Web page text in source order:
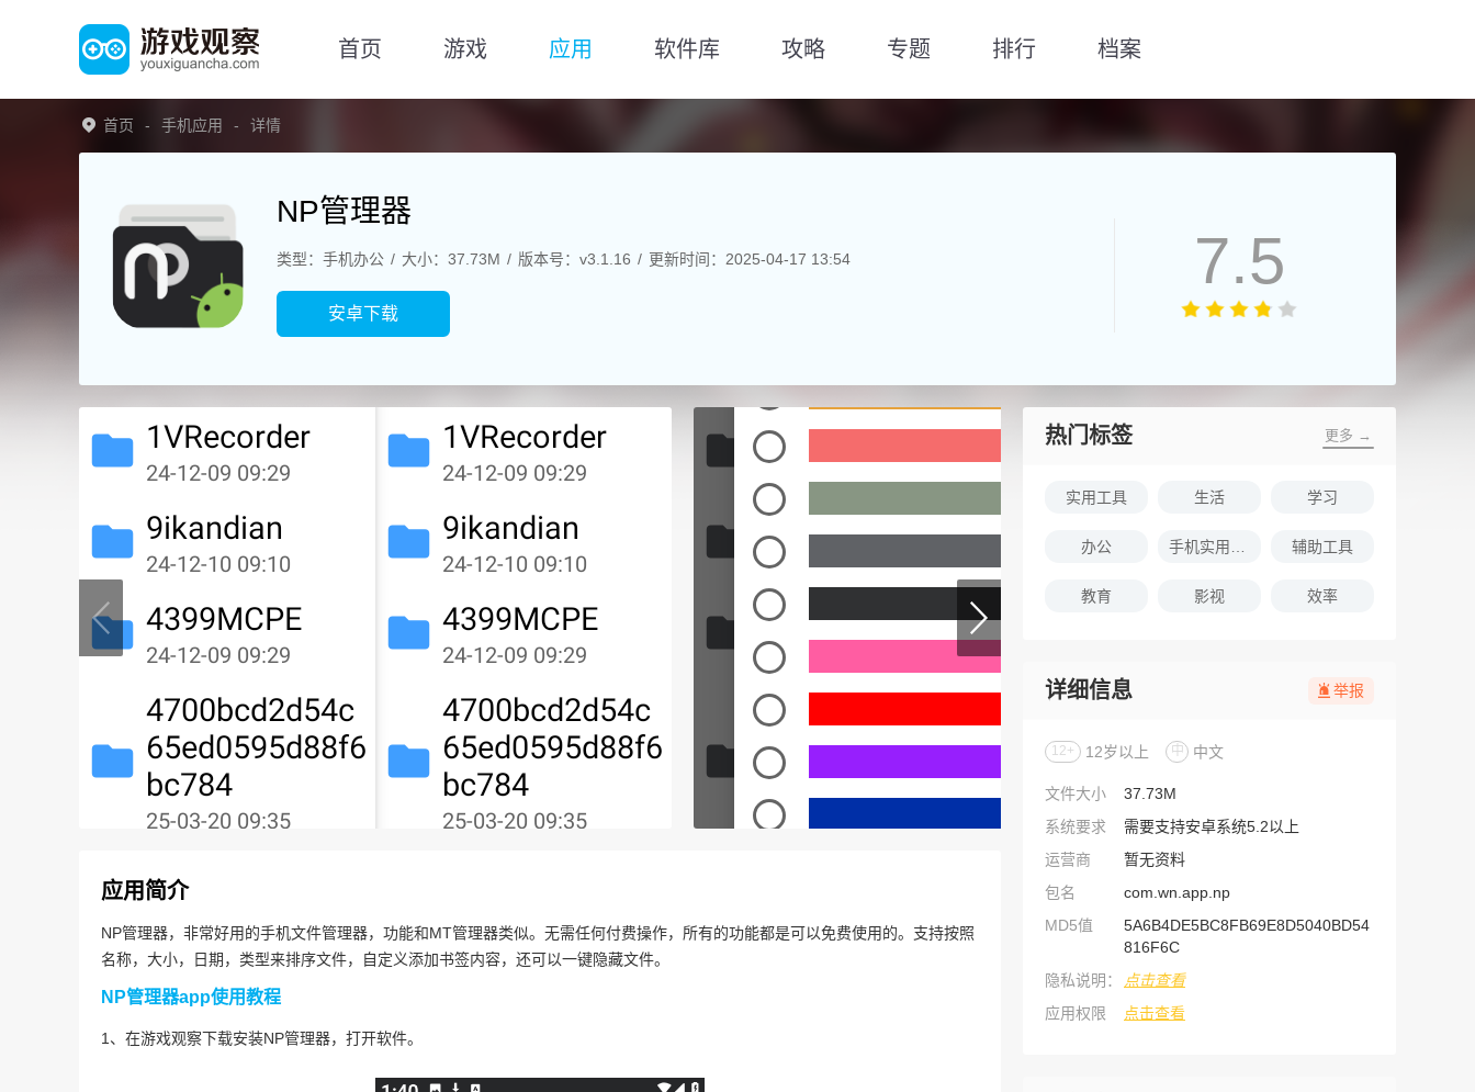
首页 游戏 应用 软件库 攻略 专题 排行 档案
首页 手机应用 详情
NP管理器
类型：手机办公 大小：37.73M 版本号：v3.1.16 更新时间：2025-04-17 13:54
安卓下载
7.5
应用简介
NP管理器，非常好用的手机文件管理器，功能和MT管理器类似。无需任何付费操作，所有的功能都是可以免费使用的。支持按照
名称，大小，日期，类型来排序文件，自定义添加书签内容，还可以一键隐藏文件。
NP管理器app使用教程
1、在游戏观察下载安装NP管理器，打开软件。
热门标签 更多 →
实用工具 生活 学习
办公 辅助工具
教育 影视 效率
详细信息 举报
12+ 12岁以上 中 中文
文件大小
37.73M
系统要求
需要支持安卓系统5.2以上
运营商
暂无资料
包名
com.wn.app.np
MD5值
5A6B4DE5BC8FB69E8D5040BD54
816F6C
隐私说明：
点击查看
应用权限
点击查看